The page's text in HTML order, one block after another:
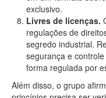
exclusivo.
Livres de licenças.
regulações de
segredo industrial.
segurança e
forma regulada por
Além disso, o grupo